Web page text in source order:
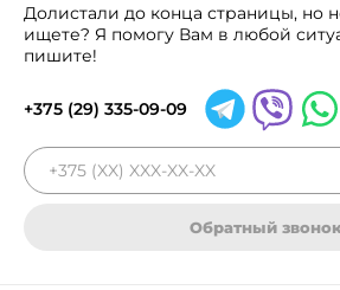
Долистали до конца страницы, но
ищете? Я помогу Вам в любой
пишите!
+375 (29) 335-09-09
Обратный звонок